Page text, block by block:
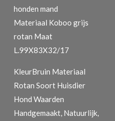
honden mand
Materiaal Koboo grijs
rotan Maat
L.99X83X32/17
KleurBruin Materiaal
Rotan Soort Huisdier
Hond Waarden
Handgemaakt, Natuurlijk,